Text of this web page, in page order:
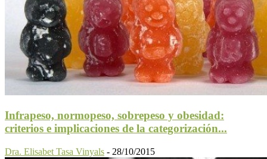
Infrapeso, normopeso, sobrepeso y obesidad:
criterios e implicaciones de la categorización...
Dra. Elisabet Tasa Vinyals - 28/10/2015